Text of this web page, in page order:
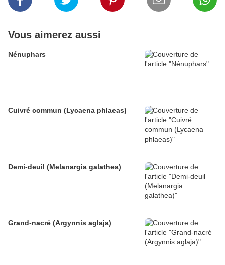
Vous aimerez aussi
Nénuphars
Cuivré commun (Lycaena phlaeas)
Demi-deuil (Melanargia galathea)
Grand-nacré (Argynnis aglaja)